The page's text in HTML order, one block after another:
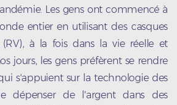
Les gens ont commencé à
entier en utilisant des casques
à la fois dans la vie réelle et
jours, les gens préfèrent se rendre
s'appuient sur la technologie des
dépenser de l'argent dans des